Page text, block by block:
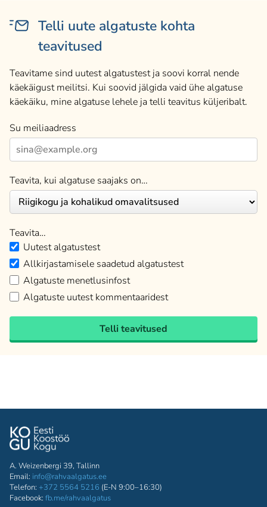
Telli uute algatuste kohta
teavitused
Teavitame sind uutest algatustest ja soovi korral nende
käekäigust meilitsi. Kui soovid jälgida vaid ühe algatuse
käekäiku, mine algatuse lehele ja telli teavitus küljeribalt.
Su meiliaadress
Teavita, kui algatuse saajaks on…
Teavita…
Uutest algatustest
Allkirjastamisele saadetud algatustest
Algatuste menetlusinfost
Algatuste uutest kommentaaridest
Telli teavitused
A. Weizenbergi 39, Tallinn
Email: info@rahvaalgatus.ee
Telefon: +372 5564 5216 (E-N 9:00–16:30)
Facebook: fb.me/rahvaalgatus